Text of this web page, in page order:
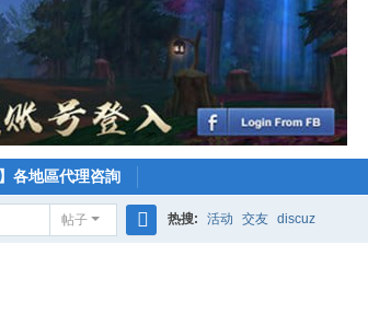
各地區代理咨詢
帖子 热搜: 活动 交友 discuz